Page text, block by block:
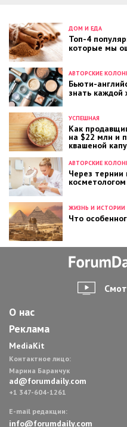
ДОМ И ЕДА
Топ-4
которые мы
АВТОРСКИЕ
Бьюти-
знать
АВТОРСКИЕ
Через тернии
УСПЕШНАЯ
Как
на $22 млн и
квашеной
ЖИЗНЬ И ИСТОРИИ
Что
О нас
Реклама
MediaKit
Контактное лицо:
Марина Баранчук
ad@forumdaily.com
+1 347-604-1261
E-mail редакции:
info@forumdaily.com